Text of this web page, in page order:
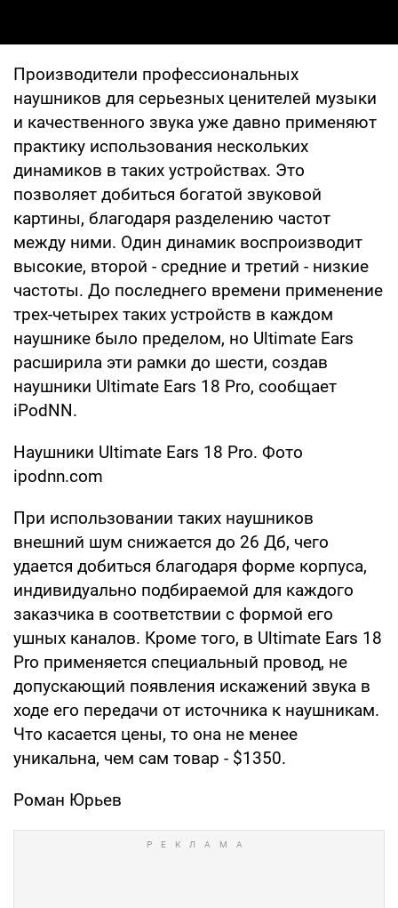
Производители профессиональных
наушников для серьезных ценителей музыки
и качественного звука уже давно применяют
практику использования нескольких
динамиков в таких устройствах. Это
позволяет добиться богатой звуковой
картины, благодаря разделению частот
между ними. Один динамик воспроизводит
высокие, второй - средние и третий - низкие
частоты. До последнего времени применение
трех-четырех таких устройств в каждом
наушнике было пределом, но Ultimate Ears
расширила эти рамки до шести, создав
наушники Ultimate Ears 18 Pro, сообщает
iPodNN.
Наушники Ultimate Ears 18 Pro. Фото
ipodnn.com
При использовании таких наушников
внешний шум снижается до 26 Дб, чего
удается добиться благодаря форме корпуса,
индивидуально подбираемой для каждого
заказчика в соответствии с формой его
ушных каналов. Кроме того, в Ultimate Ears 18
Pro применяется специальный провод, не
допускающий появления искажений звука в
ходе его передачи от источника к наушникам.
Что касается цены, то она не менее
уникальна, чем cам товар - $1350.
Роман Юрьев